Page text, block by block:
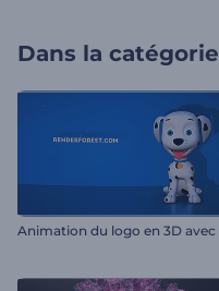
Dans la catégorie